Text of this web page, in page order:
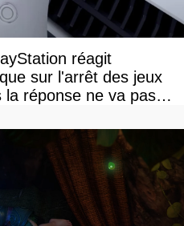
réagit
sur l'arrêt des jeux
la réponse ne va pas